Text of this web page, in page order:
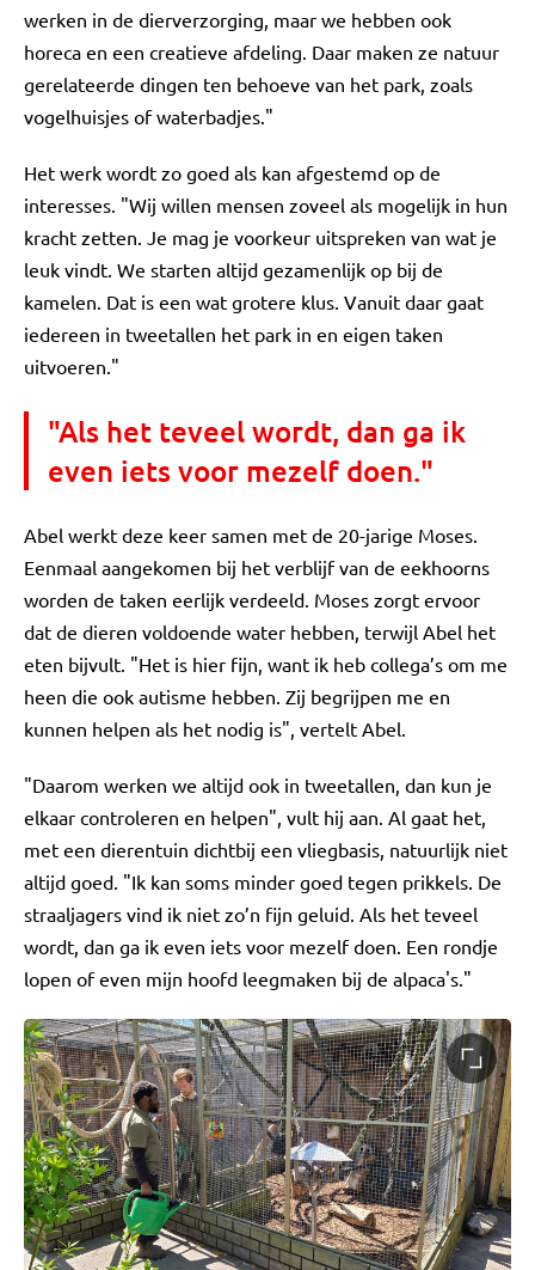
werken in de dierverzorging, maar we hebben ook
horeca en een creatieve afdeling. Daar maken ze natuur
gerelateerde dingen ten behoeve van het park, zoals
vogelhuisjes of waterbadjes."
Het werk wordt zo goed als kan afgestemd op de
interesses. "Wij willen mensen zoveel als mogelijk in hun
kracht zetten. Je mag je voorkeur uitspreken van wat je
leuk vindt. We starten altijd gezamenlijk op bij de
kamelen. Dat is een wat grotere klus. Vanuit daar gaat
iedereen in tweetallen het park in en eigen taken
uitvoeren."
"Als het teveel wordt, dan ga ik
even iets voor mezelf doen."
Abel werkt deze keer samen met de 20-jarige Moses.
Eenmaal aangekomen bij het verblijf van de eekhoorns
worden de taken eerlijk verdeeld. Moses zorgt ervoor
dat de dieren voldoende water hebben, terwijl Abel het
eten bijvult. "Het is hier fijn, want ik heb collega’s om me
heen die ook autisme hebben. Zij begrijpen me en
kunnen helpen als het nodig is", vertelt Abel.
"Daarom werken we altijd ook in tweetallen, dan kun je
elkaar controleren en helpen", vult hij aan. Al gaat het,
met een dierentuin dichtbij een vliegbasis, natuurlijk niet
altijd goed. "Ik kan soms minder goed tegen prikkels. De
straaljagers vind ik niet zo’n fijn geluid. Als het teveel
wordt, dan ga ik even iets voor mezelf doen. Een rondje
lopen of even mijn hoofd leegmaken bij de alpaca's."